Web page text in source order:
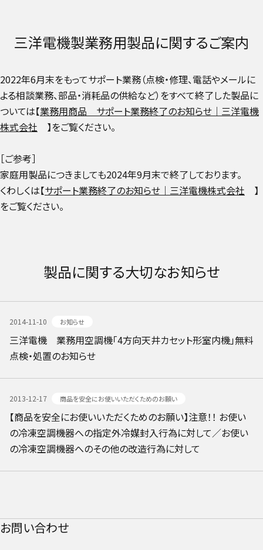
三洋電機製業務用製品に関するご案内​
2022年6月末をもってサポート業務（点検・修理、電話やメールに
よる相談業務、部品・消耗品の供給など）をすべて終了した製品に
ついては【業務用商品 サポート業務終了のお知らせ｜三洋電機
株式会社
】​をご覧ください。
［ご参考］​
家庭用製品につきましても2024年9月末で終了しております。​
くわしくは【サポート業務終了のお知らせ｜三洋電機株式会社
】
をご覧ください。
製品に関する大切なお知らせ​
2014-11-10 お知らせ
​三洋電機 業務用空調機「4方向天井カセット形室内機」無料
点検・処置のお知らせ​
2013-12-17 商品を安全にお使いいただくためのお願い
【商品を安全にお使いいただくためのお願い】注意！！ お使い
の冷凍空調機器への指定外冷媒封入行為に対して／​お使い
の冷凍空調機器へのその他の改造行為に対して
お問い合わせ